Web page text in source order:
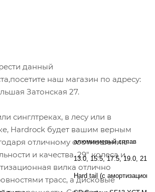
данный
наш магазин по адресу:
Затонская 27.
синглтреках, в лесу или в
Hardrock будет вашим верным
отличному соотношению
и качества. 29" колеса и
вилка отлично
трасс, а дисковые
алюминиевый сплав
13.0, 15.5, 17.5, 19.0,
Hard tail (с